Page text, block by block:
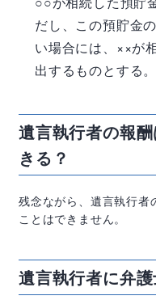
だし、この預貯金
い場合には、××が
出するものとする。
遺言執行者の報
きる？
残念ながら、遺言執行者
ことはできません。
遺言執行者に弁